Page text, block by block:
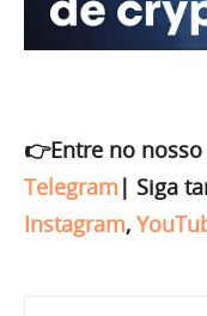
👉Entre no
Telegram | Siga
Instagram,